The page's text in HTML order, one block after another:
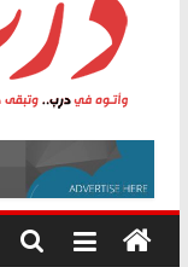
درب
وأتوه
درب..
وتبقى
هي